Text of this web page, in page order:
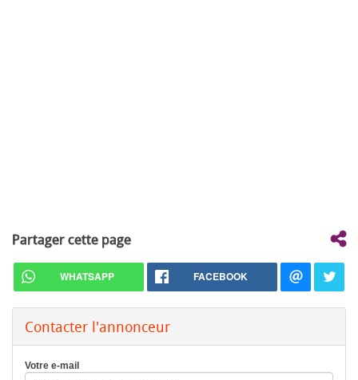
Partager cette page
WHATSAPP FACEBOOK
Contacter l'annonceur
Votre e-mail